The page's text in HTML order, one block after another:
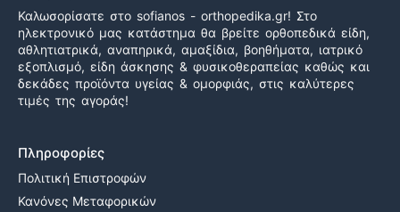
Καλωσορίσατε στο sofianos - orthopedika.gr! Στο
ηλεκτρονικό μας κατάστημα θα βρείτε ορθοπεδικά είδη,
αθλητιατρικά, αναπηρικά, αμαξίδια, βοηθήματα, ιατρικό
εξοπλισμό, είδη άσκησης & φυσικοθεραπείας καθώς και
δεκάδες προϊόντα υγείας & ομορφιάς, στις καλύτερες
τιμές της αγοράς!
Πληροφορίες
Πολιτική Επιστροφών
Κανόνες Μεταφορικών